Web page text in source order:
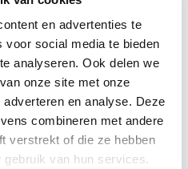
en advertenties te
voor social media te bieden
analyseren. Ook delen we
onze site met onze
en analyse. Deze
combineren met andere
verstrekt of die ze hebben
van hun services.